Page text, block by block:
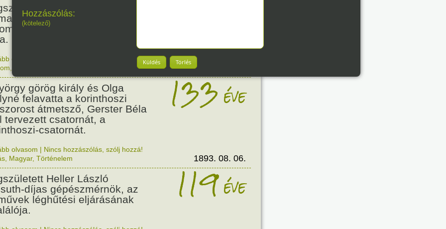
Paul Claudel francia
költő, esszéíró és
a Francia Akadémia
olvasom
Nincs hozzászólás, szólj hozzá!
1868. 08. 06.
görög király és Olga
felavatta a korinthoszi
átmetsző, Gerster Béla
tervezett csatornát, a
csatornát.
133éve
olvasom | Nincs hozzászólás, szólj hozzá!
Magyar, Történelem 1893. 08. 06.
Heller László
díjas gépészmérnök, az
léghűtési eljárásának
119éve
Hozzászólás:
(kötelező)
Küldés Törlés